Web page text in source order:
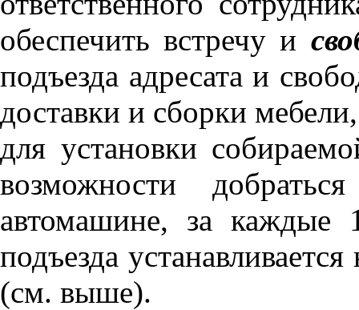
обеспечить встречу и
подъезда адресата и
доставки и сборки
для установки
возможности
автомашине, за каждые
подъезда
(см. выше).